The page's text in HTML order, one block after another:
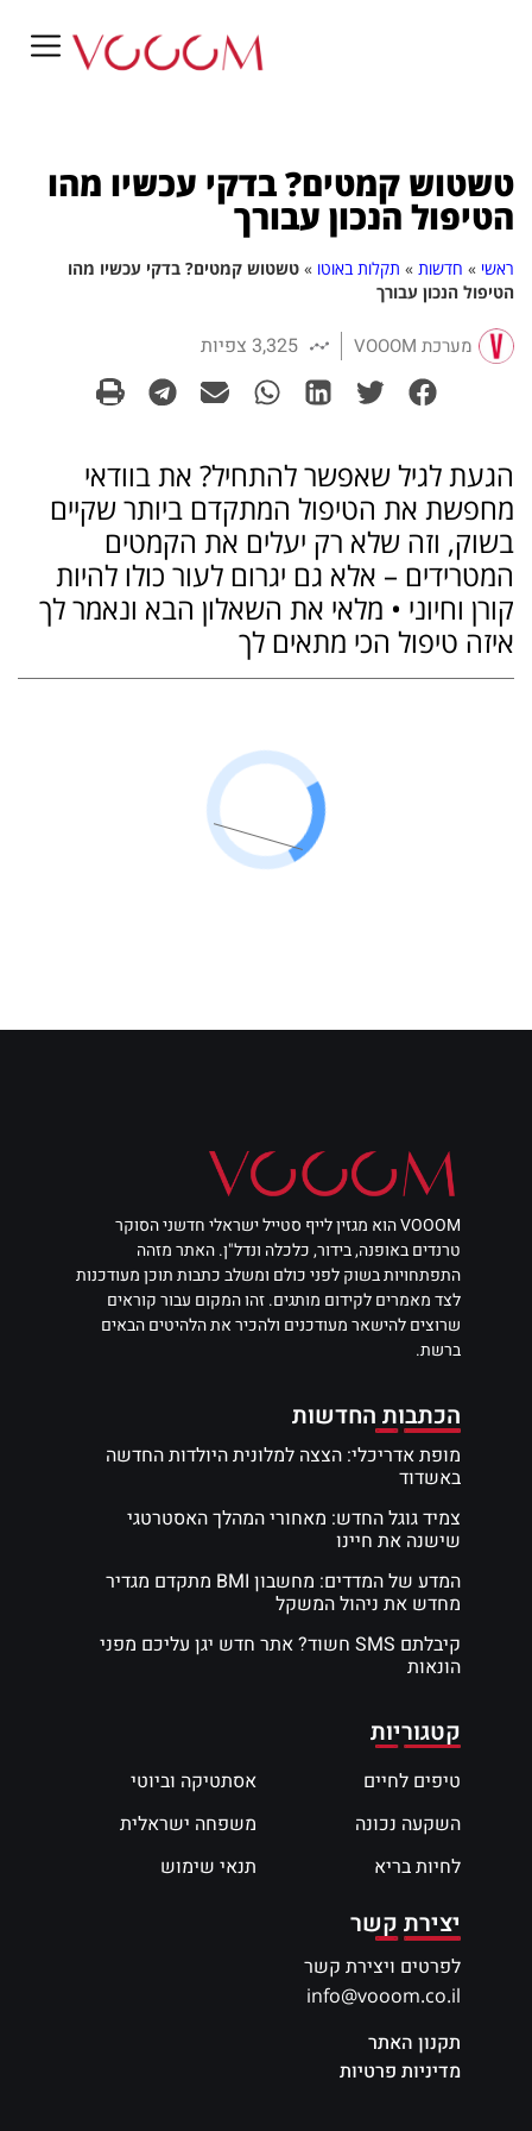
טשטוש קמטים? בדקי עכשיו מהו
הטיפול הנכון עבורך
ראשי » חדשות » תקלות באוטו » טשטוש קמטים? בדקי עכשיו מהו
הטיפול הנכון עבורך
מערכת VOOOM 3,325 צפיות
הגעת לגיל שאפשר להתחיל? את בוודאי
מחפשת את הטיפול המתקדם ביותר שקיים
בשוק, וזה שלא רק יעלים את הקמטים
המטרידים – אלא גם יגרום לעור כולו להיות
קורן וחיוני • מלאי את השאלון הבא ונאמר לך
איזה טיפול הכי מתאים לך
VOOOM הוא מגזין לייף סטייל ישראלי חדשני הסוקר
טרנדים באופנה, בידור, כלכלה ונדל"ן. האתר מזהה
התפתחויות בשוק לפני כולם ומשלב כתבות תוכן מעודכנות
לצד מאמרים לקידום מותגים. זהו המקום עבור קוראים
שרוצים להישאר מעודכנים ולהכיר את הלהיטים הבאים
ברשת.
הכתבות החדשות
מופת אדריכלי: הצצה למלונית היולדות החדשה
באשדוד
צמיד גוגל החדש: מאחורי המהלך האסטרטגי
שישנה את חיינו
המדע של המדדים: מחשבון BMI מתקדם מגדיר
מחדש את ניהול המשקל
קיבלתם SMS חשוד? אתר חדש יגן עליכם מפני
הונאות
קטגוריות
טיפים לחיים
השקעה נכונה
לחיות בריא
אסתטיקה וביוטי
משפחה ישראלית
תנאי שימוש
יצירת קשר
לפרטים ויצירת קשר
info@vooom.co.il
תקנון האתר
מדיניות פרטיות